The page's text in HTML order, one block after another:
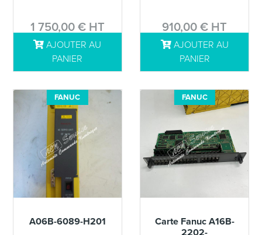
1 750,00 € HT
AJOUTER AU
PANIER
910,00 € HT
AJOUTER AU
PANIER
FANUC
A06B-6089-H201
FANUC
Carte Fanuc A16B-